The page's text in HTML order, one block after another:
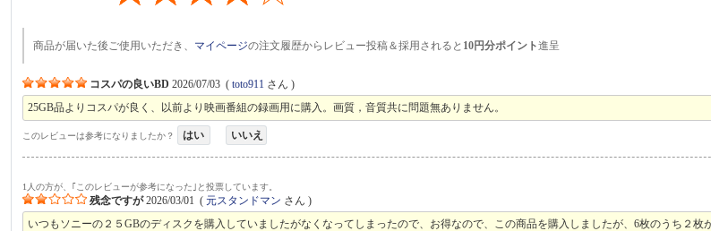
商品が届いた後ご使用いただき、 マイページの注文履歴からレビュー投稿＆採用されると 10円分ポイント進呈
コスパの良いBD 2026/07/03 (toto911 さん )
25GB品よりコスパが良く、以前より映画番組の録画用に購入。画質，音質共に問題無ありません。
このレビューは参考になりましたか？ はい いいえ
1人の方が、｢このレビューが参考になった｣と投票しています。
残念ですが 2026/03/01 (元スタンドマン さん )
いつもソニーの２５GBのディスクを購入していましたがなくなってしまったので、お得なので、この商品を購入しましたが、6枚のうち２枚